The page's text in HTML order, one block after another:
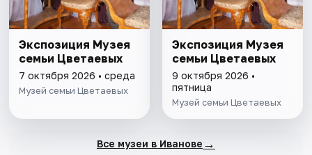
Экспозиция Музея
семьи Цветаевых
7 октября 2026 • среда
Музей семьи Цветаевых
Экспозиция Музея
семьи Цветаевых
9 октября 2026 •
пятница
Музей семьи Цветаевых
Все музеи в Иванове →